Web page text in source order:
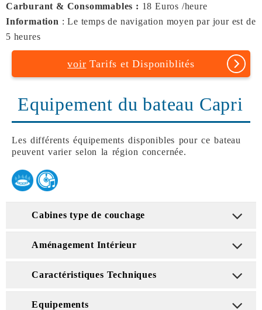
Carburant & Consommables : 18 Euros /heure
Information : Le temps de navigation moyen par jour est de
5 heures
voir Tarifs et Disponiblités
Equipement du bateau Capri
Les différents équipements disponibles pour ce bateau
peuvent varier selon la région concernée.
Cabines type de couchage
Aménagement Intérieur
Caractéristiques Techniques
Equipements